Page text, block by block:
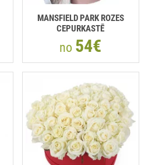
MANSFIELD PARK ROZES
CEPURKASTĒ
no 54€